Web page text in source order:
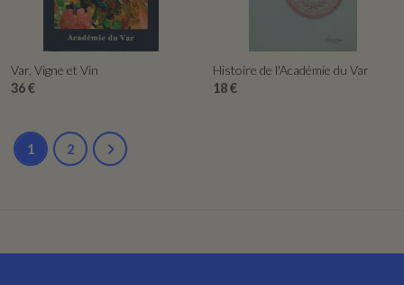
APERÇU RAPIDE
Var, Vigne et Vin
36 €
APERÇU RAPIDE
Histoire de l'Académie du Var
18 €
1 2